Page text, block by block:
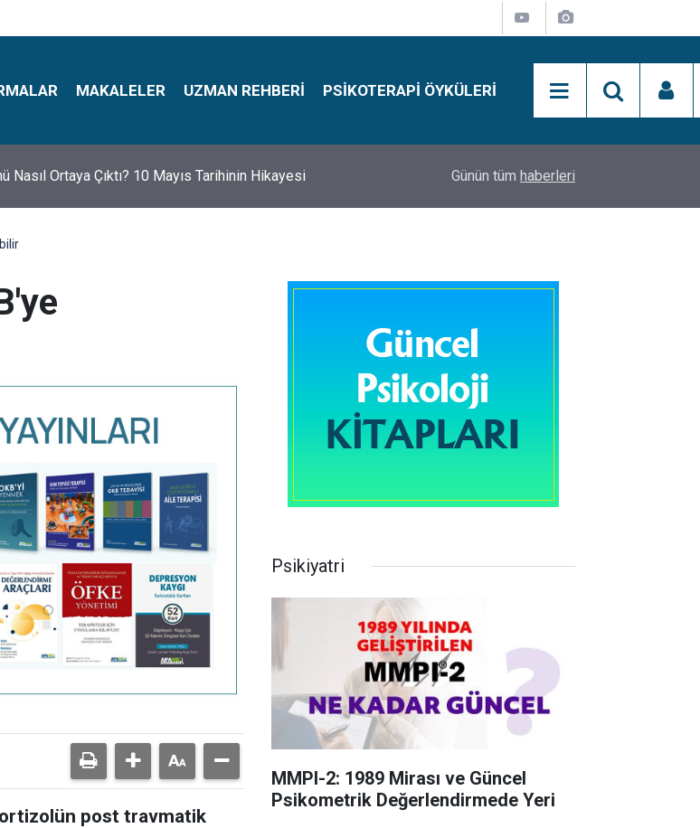
MAKALELER UZMAN REHBERI PSIKOTERAPI ÖYKÜLERI
Nasıl Ortaya Çıktı? 10 Mayıs Tarihinin Hikayesi Simon Says Dikkat Programı Nedir?
Günün tüm haberleri
post travmatik
Psikiyatri
MMPI-2: 1989 Mirası ve Güncel
Psikometrik Değerlendirmede Yeri